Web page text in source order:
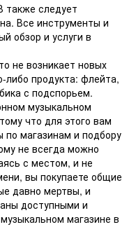
также следует
Все инструменты и
обзор и услуги в
не возникает новых
либо продукта: флейта,
с подспорьем.
музыкальном
что для этого вам
магазинам и подбору
не всегда можно
с местом, и не
вы покупаете общие
давно мертвы, и
доступными и
магазине в